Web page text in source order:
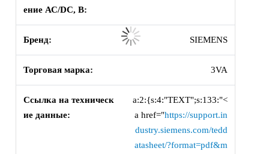
ение АС/DC, В:
Бренд: SIEMENS
Торговая марка: 3VA
Ссылка на техническ
ие данные:
a:2:{s:4:"TEXT";s:133:"<
a href="https://support.in
dustry.siemens.com/tedd
atasheet/?format=pdf&m